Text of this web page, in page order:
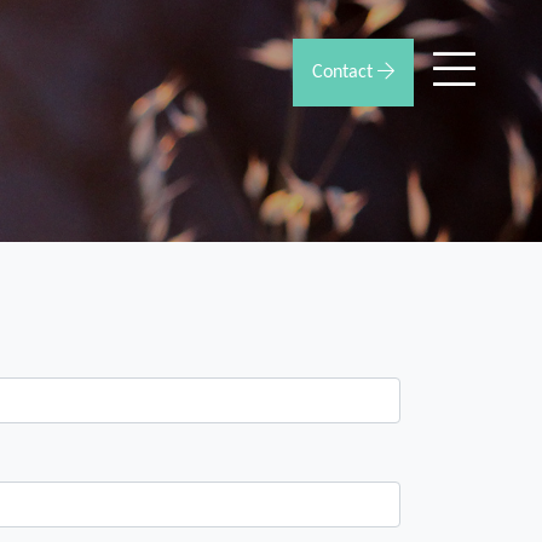
Contact
Coaching Twente
Bornsestraat 194, 7556BM Hengelo(o)